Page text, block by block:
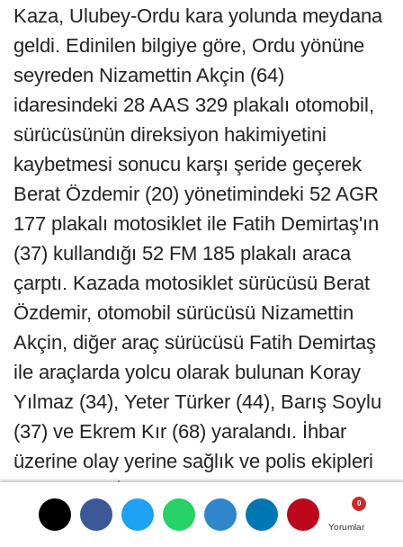
Yorumlar
Yorumlar
Yorumlar
Kaza, Ulubey-Ordu kara yolunda meydana
geldi. Edinilen bilgiye göre, Ordu yönüne
seyreden Nizamettin Akçin (64)
idaresindeki 28 AAS 329 plakalı otomobil,
sürücüsünün direksiyon hakimiyetini
kaybetmesi sonucu karşı şeride geçerek
Berat Özdemir (20) yönetimindeki 52 AGR
177 plakalı motosiklet ile Fatih Demirtaş'ın
(37) kullandığı 52 FM 185 plakalı araca
çarptı. Kazada motosiklet sürücüsü Berat
Özdemir, otomobil sürücüsü Nizamettin
Akçin, diğer araç sürücüsü Fatih Demirtaş
ile araçlarda yolcu olarak bulunan Koray
Yılmaz (34), Yeter Türker (44), Barış Soylu
(37) ve Ekrem Kır (68) yaralandı. İhbar
üzerine olay yerine sağlık ve polis ekipleri
hastanelere kaldırılan yaralılardan Ekrem